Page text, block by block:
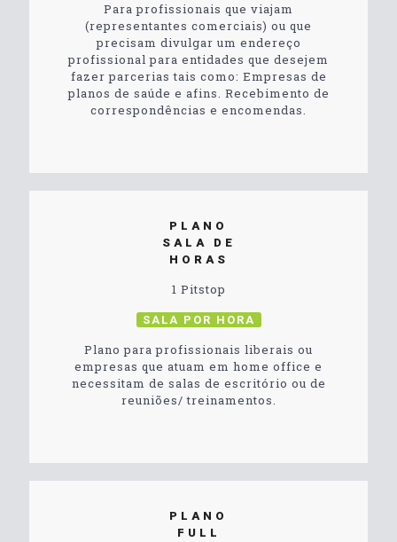
Para profissionais que viajam
(representantes comerciais) ou que
precisam divulgar um endereço
profissional para entidades que desejem
fazer parcerias tais como: Empresas de
planos de saúde e afins. Recebimento de
correspondências e encomendas.
PLANO
SALA DE
HORAS
1 Pitstop
SALA POR HORA
Plano para profissionais liberais ou
empresas que atuam em home office e
necessitam de salas de escritório ou de
reuniões/ treinamentos.
PLANO
FULL